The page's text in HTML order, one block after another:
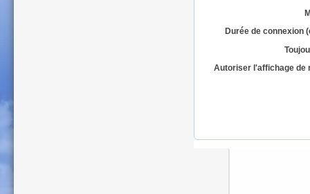
Durée de connexion
Autoriser l'affichage de